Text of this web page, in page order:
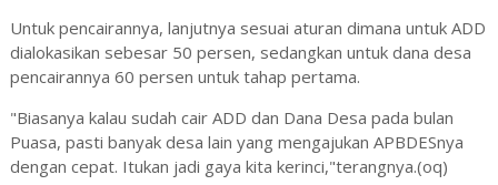
Untuk pencairannya, lanjutnya sesuai aturan dimana untuk ADD
dialokasikan sebesar 50 persen, sedangkan untuk dana desa
pencairannya 60 persen untuk tahap pertama.
"Biasanya kalau sudah cair ADD dan Dana Desa pada bulan
Puasa, pasti banyak desa lain yang mengajukan APBDESnya
dengan cepat. Itukan jadi gaya kita kerinci,"terangnya.(oq)